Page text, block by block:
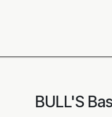
BULL'S